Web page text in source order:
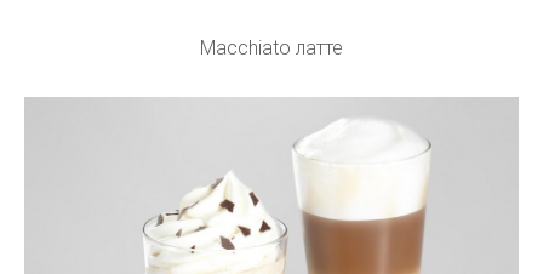
Macchiato латте